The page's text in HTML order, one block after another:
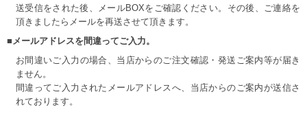
送受信をされた後、メールBOXをご確認ください。その後、ご連絡を
頂きましたらメールを再送させて頂きます。
■メールアドレスを間違ってご入力。
お間違いご入力の場合、当店からのご注文確認・発送ご案内等が届き
ません。
間違ってご入力されたメールアドレスへ、当店からのご案内が送信さ
れております。